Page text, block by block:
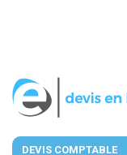
DEVIS COMPTABLE